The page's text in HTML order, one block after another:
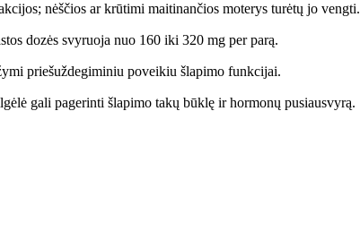
nėščios ar krūtimi maitinančios moterys turėtų jo vengti.
dozės svyruoja nuo 160 iki 320 mg per parą.
priešuždegiminiu poveikiu šlapimo funkcijai.
gali pagerinti šlapimo takų būklę ir hormonų pusiausvyrą.